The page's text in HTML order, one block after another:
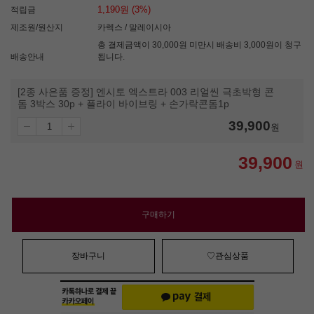
적립금 1,190원 (3%)
제조원/원산지 카렉스 / 말레이시아
배송안내
총 결제금액이 30,000원 미만시 배송비 3,000원이 청구
됩니다.
[2종 사은품 증정] 엔시토 엑스트라 003 리얼씬 극초박형 콘
돔 3박스 30p + 플라이 바이브링 + 손가락콘돔1p
39,900원
39,900 원
구매하기
장바구니 ♡관심상품